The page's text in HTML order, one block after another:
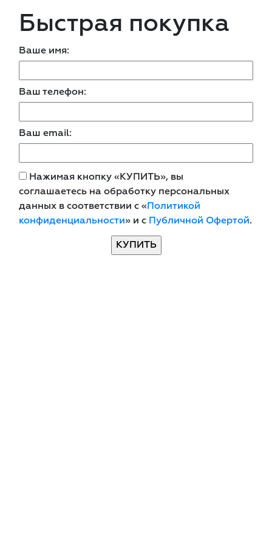
Быстрая покупка
Ваше имя:
Ваш телефон:
Ваш email:
Нажимая кнопку «КУПИТЬ», вы
соглашаетесь на обработку персональных
данных в соответствии с «Политикой
конфиденциальности» и с Публичной Офертой.